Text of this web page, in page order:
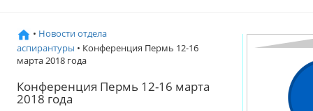
• Новости отдела
аспирантуры • Конференция Пермь 12-16
марта 2018 года
Конференция Пермь 12-16 марта
2018 года